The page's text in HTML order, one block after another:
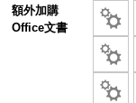
額外加購
Office文書